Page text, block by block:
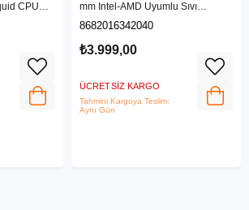
CPU
WW
mm Intel-AMD Uyumlu Sıvı
Soğutucu
8682016342040
₺3.999,00
ÜCRETSIZ KARGO
Tahmini Kargoya Teslim:
Aynı Gün